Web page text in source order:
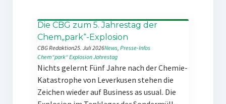
Die CBG zum 5. Jahrestag der
Chem„park“-Explosion
CBG Redaktion25. Juli 2026News, Presse-Infos
Chem“park“ExplosionJahrestag
Nichts gelernt Fünf Jahre nach der Chemie-
Katastrophe von Leverkusen stehen die
Zeichen wieder auf Business as usual. Die